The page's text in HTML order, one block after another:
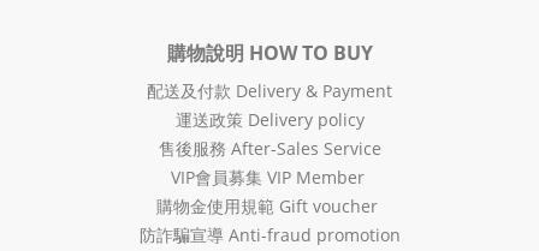
購物說明 HOW TO BUY
配送及付款 Delivery & Payment
運送政策 Delivery policy
售後服務 After-Sales Service
VIP會員募集 VIP Member
購物金使用規範 Gift voucher
防詐騙宣導 Anti-fraud promotion